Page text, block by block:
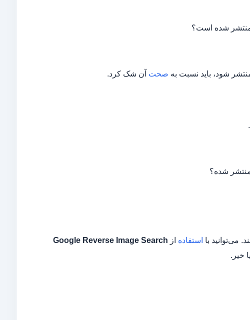
شده است؟
شود، باید نسبت به صحت آن شک کرد.
شده؟
می‌توانید با استفاده از Google Reverse Image Search
خیر.